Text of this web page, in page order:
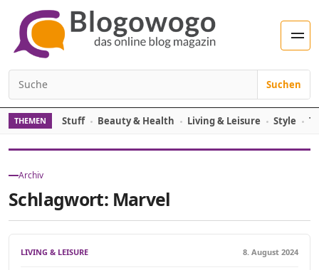
Zum Inhalt springen
Suchen nach:
Suchen
THEMEN Stuff Beauty & Health Living & Leisure Style
Archiv
Schlagwort: Marvel
LIVING & LEISURE 8. August 2024